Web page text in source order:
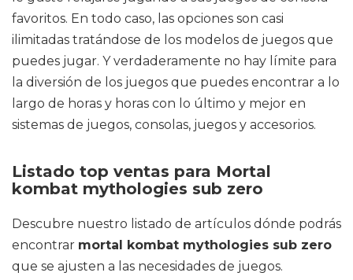
favoritos. En todo caso, las opciones son casi
ilimitadas tratándose de los modelos de juegos que
puedes jugar. Y verdaderamente no hay límite para
la diversión de los juegos que puedes encontrar a lo
largo de horas y horas con lo último y mejor en
sistemas de juegos, consolas, juegos y accesorios.
Listado top ventas para Mortal
kombat mythologies sub zero
Descubre nuestro listado de artículos dónde podrás
encontrar mortal kombat mythologies sub zero
que se ajusten a las necesidades de juegos.